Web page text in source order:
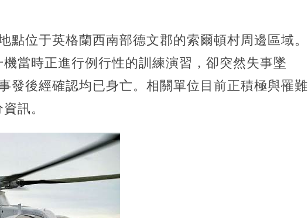
點位于英格蘭西南部德文郡的索爾頓村周邊區域。
當時正進行例行性的訓練演習，卻突然失事墜
發後經確認均已身亡。相關單位目前正積極與罹難
訊。